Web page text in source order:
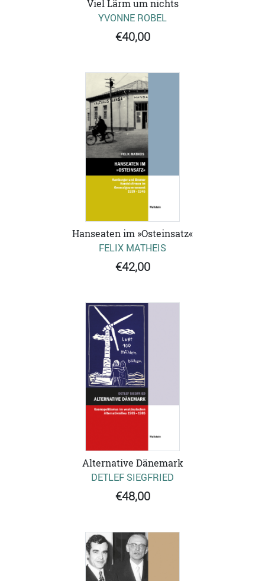
Viel Lärm um nichts
YVONNE ROBEL
€40,00
Hanseaten im »Osteinsatz«
FELIX MATHEIS
€42,00
Alternative Dänemark
DETLEF SIEGFRIED
€48,00